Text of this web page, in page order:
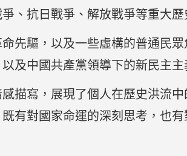
、抗日戰爭、解放戰爭等重大歷
先驅，以及一些虛構的普通民
及中國共產黨領導下的新民主主
描寫，展現了個人在歷史洪流中
有對國家命運的深刻思考，也